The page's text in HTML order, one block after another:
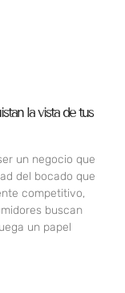
la vista de tus
un negocio que
del bocado que
competitivo,
buscan
un papel